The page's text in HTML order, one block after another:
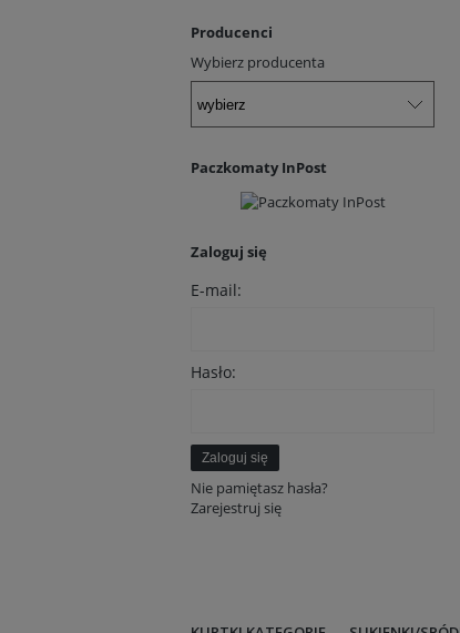
Producenci
Wybierz producenta
Paczkomaty InPost
Zaloguj się
E-mail:
Hasło:
Zaloguj się
Nie pamiętasz hasła?
Zarejestruj się